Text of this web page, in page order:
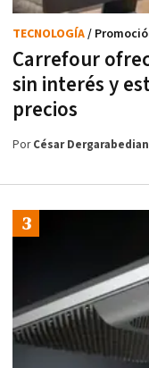
Carrefour
sin interés y
precios
TECNOLOGÍA/
PorCésar Dergarabedian